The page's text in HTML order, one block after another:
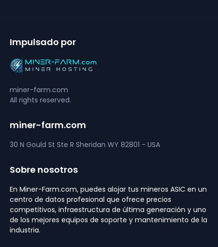
Impulsado por
miner-farm.com
All rights reserved.
miner-farm.com
30 N Gould St Ste R Sheridan WY 82801 - USA
Sobre nosotros
En Miner-Farm.com, puedes alojar tus mineros ASIC en un
centro de datos profesional que ofrece precios
competitivos, infraestructura de última generación y uno
de los mejores equipos de soporte y mantenimiento de la
industria.